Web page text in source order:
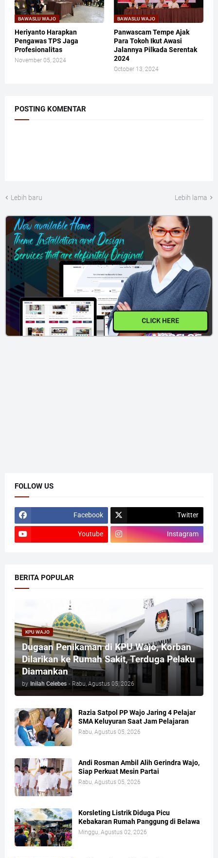
BAWASLU WAJO
Heriyanto Harapkan
Pengawas TPS Jaga
Profesionalitas
November 05, 2024
BAWASLU WAJO
Panwascam Tempe Ajak
Para Tokoh Ikut Awasi
Jalannya Pilkada Serentak
2024
October 13, 2024
POSTING KOMENTAR
Lebih baru Lebih lama
CLICK HERE
FOLLOW US
Facebook Twitter
Youtube Instagram
BERITA POPULAR
KPU WAJO
Dugaan Penikaman di KPU Wajo, Korban
Dilarikan ke Rumah Sakit, Terduga Pelaku
Diamankan
by Inilah Celebes - Rabu, Agustus 05, 2026
Razia Satpol PP Wajo Jaring 4 Pelajar
SMA Keluyuran Saat Jam Pelajaran
Rabu, Agustus 05, 2026
Andi Rosman Ambil Alih Gerindra Wajo,
Siap Perkuat Mesin Partai
Rabu, Agustus 05, 2026
Korsleting Listrik Diduga Picu
Kebakaran Rumah Panggung di Belawa
Minggu, Agustus 02, 2026